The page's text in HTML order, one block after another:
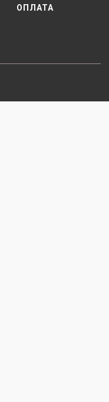
ОПЛАТА